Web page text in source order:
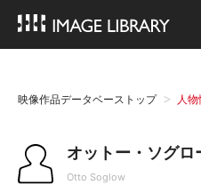
映像作品データベーストップ 人
オットー・ソグロ
Otto Soglow